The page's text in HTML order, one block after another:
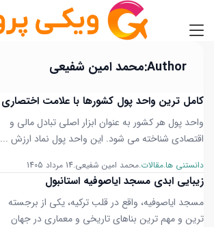
Author:محمد امین شفیعی
کامل ترین واحد پول کشورها با علامت اختصاری
واحد پول هر کشور به عنوان ابزار اصلی تبادل مالی و
اقتصادی شناخته می شود. این واحد پول نماد ارزش ...
دانستنی هامقالات محمد امین شفیعی 14 مرداد 1405
زیبایی ابدی مسجد ایاصوفیه استانبول
مسجد ایاصوفیه، واقع در قلب ترکیه، یکی از برجسته
ترین و مهم ترین بناهای تاریخی و معماری در جهان